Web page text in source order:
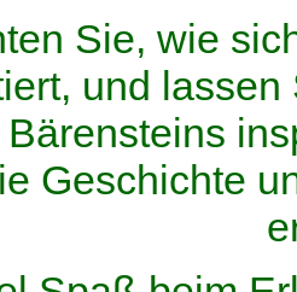
Sie, wie
und
Geschichte